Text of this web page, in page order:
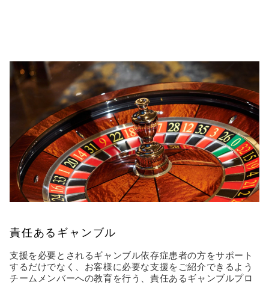
責任あるギャンブル
支援を必要とされるギャンブル依存症患者の方をサポート
するだけでなく、お客様に必要な支援をご紹介できるよう
チームメンバーへの教育を行う、責任あるギャンブルプロ